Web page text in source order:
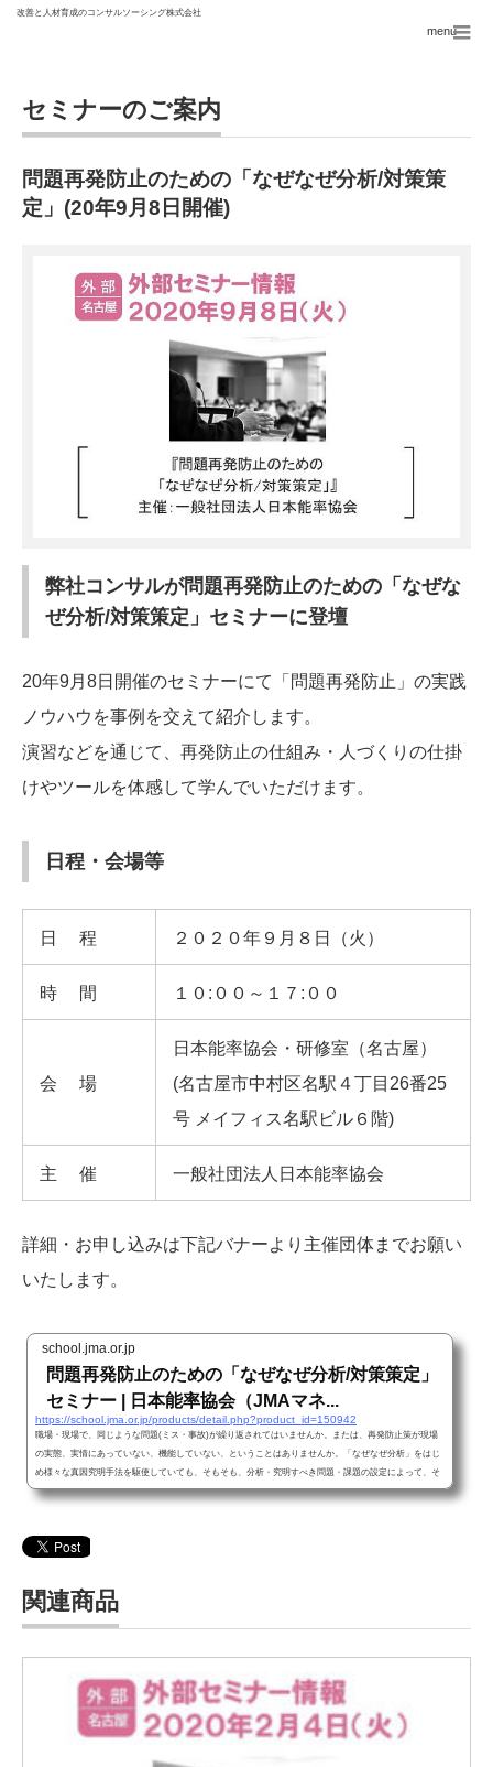
menu
セミナーのご案内
問題再発防止のための「なぜなぜ分析/対策策
定」(20年9月8日開催)
弊社コンサルが問題再発防止のための「なぜな
ぜ分析/対策策定」セミナーに登壇
20年9月8日開催のセミナーにて「問題再発防止」の実践
ノウハウを事例を交えて紹介します。
演習などを通じて、再発防止の仕組み・人づくりの仕掛
けやツールを体感して学んでいただけます。
日程・会場等
日程 ２０２０年９月８日（火）
時間 １０:００～１７:００
会場
日本能率協会・研修室（名古屋）
(名古屋市中村区名駅４丁目26番25
号 メイフィス名駅ビル６階)
主催 一般社団法人日本能率協会
詳細・お申し込みは下記バナーより主催団体までお願い
いたします。
school.jma.or.jp
問題再発防止のための「なぜなぜ分析/対策策定」
セミナー | 日本能率協会（JMAマネ...
https://school.jma.or.jp/products/detail.php?product_id=150942
職場・現場で、同じような問題(ミス・事故)が繰り返されてはいませんか。または、再発防止策が現場
の実態、実情にあっていない、機能していない、ということはありませんか。「なぜなぜ分析」をはじ
め様々な真因究明手法を駆使していても、そもそも、分析・究明すべき問題・課題の設定によって、そ
の分析結果や対策・打ち手は大きく異なります。本セミナーでは、問題再発防止に向けて、真因追究・
関連商品